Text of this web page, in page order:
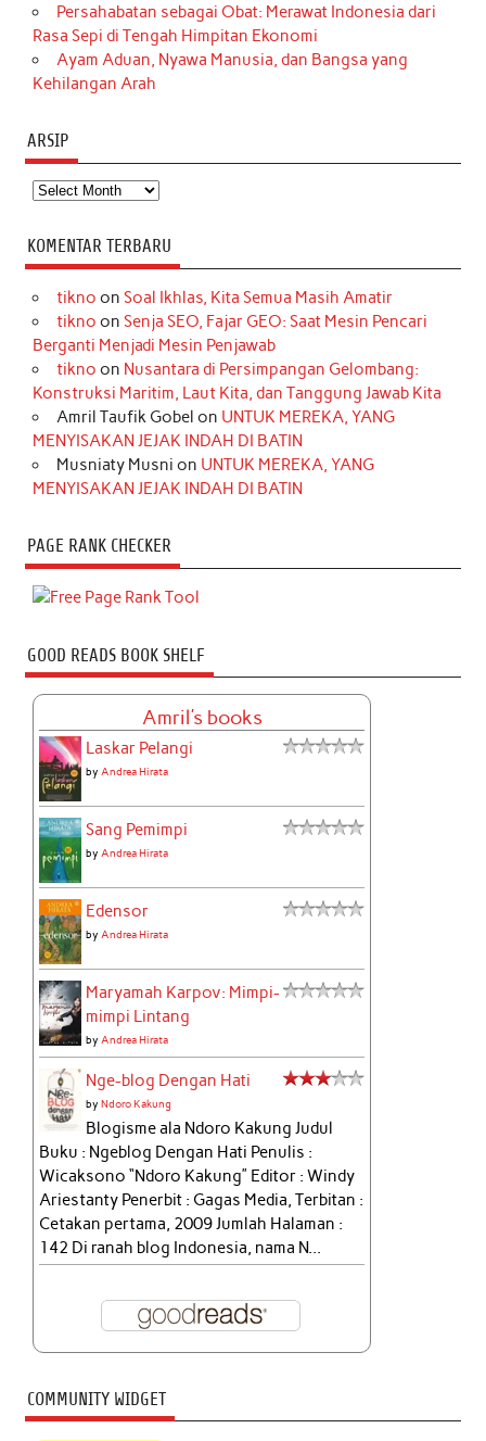
Persahabatan sebagai Obat: Merawat Indonesia dari
Rasa Sepi di Tengah Himpitan Ekonomi
Ayam Aduan, Nyawa Manusia, dan Bangsa yang
Kehilangan Arah
ARSIP
Arsip
KOMENTAR TERBARU
tikno on Soal Ikhlas, Kita Semua Masih Amatir
tikno on Senja SEO, Fajar GEO: Saat Mesin Pencari
Berganti Menjadi Mesin Penjawab
tikno on Nusantara di Persimpangan Gelombang:
Konstruksi Maritim, Laut Kita, dan Tanggung Jawab Kita
Amril Taufik Gobel on UNTUK MEREKA, YANG
MENYISAKAN JEJAK INDAH DI BATIN
Musniaty Musni on UNTUK MEREKA, YANG
MENYISAKAN JEJAK INDAH DI BATIN
PAGE RANK CHECKER
GOOD READS BOOK SHELF
Amril's books
Laskar Pelangi
byAndrea Hirata
Sang Pemimpi
byAndrea Hirata
Edensor
byAndrea Hirata
Maryamah Karpov: Mimpi-
mimpi Lintang
byAndrea Hirata
Nge-blog Dengan Hati
byNdoro Kakung
Blogisme ala Ndoro Kakung Judul
Buku : Ngeblog Dengan Hati Penulis :
Wicaksono “Ndoro Kakung” Editor : Windy
Ariestanty Penerbit : Gagas Media, Terbitan :
Cetakan pertama, 2009 Jumlah Halaman :
142 Di ranah blog Indonesia, nama N...
COMMUNITY WIDGET